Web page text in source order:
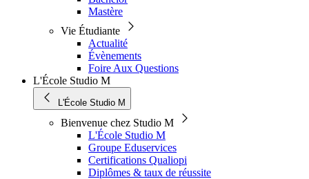
Mastère
Vie Étudiante
Actualité
Évènements
Foire Aux Questions
L'École Studio M
L'École Studio M
Bienvenue chez Studio M
L'École Studio M
Groupe Eduservices
Certifications Qualiopi
Diplômes & taux de réussite